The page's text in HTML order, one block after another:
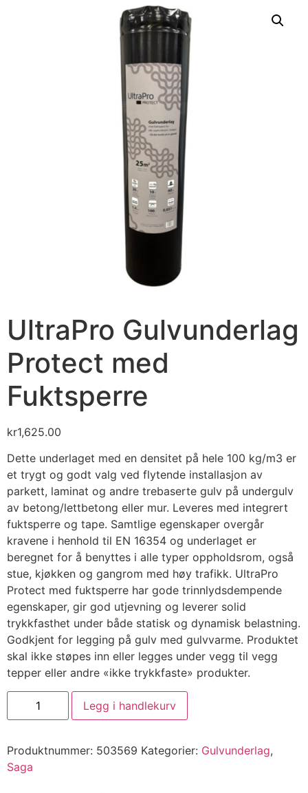
UltraPro Gulvunderlag
Protect med
Fuktsperre
kr1,625.00
Dette underlaget med en densitet på hele 100 kg/m3 er
et trygt og godt valg ved flytende installasjon av
parkett, laminat og andre trebaserte gulv på undergulv
av betong/lettbetong eller mur. Leveres med integrert
fuktsperre og tape. Samtlige egenskaper overgår
kravene i henhold til EN 16354 og underlaget er
beregnet for å benyttes i alle typer oppholdsrom, også
stue, kjøkken og gangrom med høy trafikk. UltraPro
Protect med fuktsperre har gode trinnlydsdempende
egenskaper, gir god utjevning og leverer solid
trykkfasthet under både statisk og dynamisk belastning.
Godkjent for legging på gulv med gulvvarme. Produktet
skal ikke støpes inn eller legges under vegg til vegg
tepper eller andre «ikke trykkfaste» produkter.
Legg i handlekurv
Produktnummer: 503569 Kategorier: Gulvunderlag,
Saga